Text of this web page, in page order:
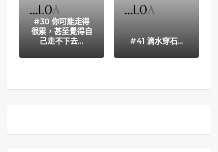
#30 你可能走得
很累，甚至覺得自
己走不下去…
#41 滴水穿石…